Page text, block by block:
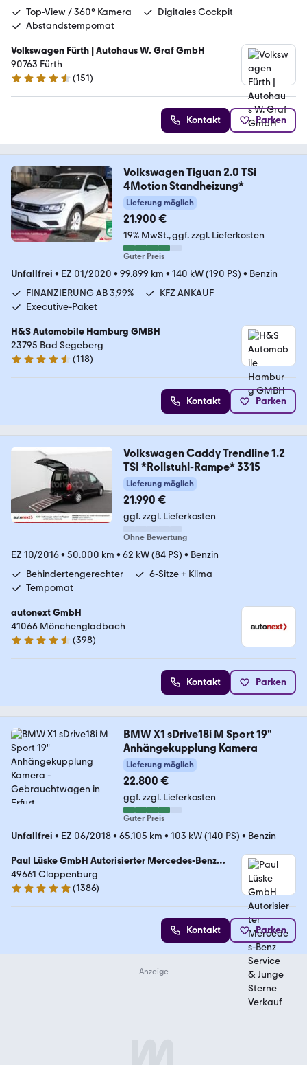
Top-View / 360° Kamera
Digitales Cockpit
Abstandstempomat
Volkswagen Fürth | Autohaus W. Graf GmbH
90763 Fürth
4.4 Sterne
(151)
Kontakt Parken
Volkswagen Tiguan 2.0 TSi
4Motion Standheizung*
Lieferung möglich
21.900 €
19% MwSt. ggf. zzgl. Lieferkosten
Guter Preis
Unfallfrei • EZ 01/2020 • 99.899 km • 140 kW (190 PS) • Benzin
FINANZIERUNG AB 3,99%
KFZ ANKAUF
Executive-Paket
H&S Automobile Hamburg GMBH
23795 Bad Segeberg
4.6 Sterne
(118)
Kontakt Parken
Volkswagen Caddy Trendline 1.2
TSI *Rollstuhl-Rampe* 3315
Lieferung möglich
21.990 €
ggf. zzgl. Lieferkosten
Ohne Bewertung
EZ 10/2016• 50.000 km • 62 kW (84 PS) • Benzin
Behindertengerechter
6-Sitze + Klima
Tempomat
autonext GmbH
41066 Mönchengladbach
4.7 Sterne
(398)
Kontakt Parken
BMW X1 sDrive18i M Sport 19"
Anhängekupplung Kamera
Lieferung möglich
22.800 €
ggf. zzgl. Lieferkosten
Guter Preis
Unfallfrei • EZ 06/2018• 65.105 km • 103 kW (140 PS) • Benzin
Paul Lüske GmbH Autorisierter Mercedes-Benz
Service & Junge Sterne Verkauf
49661 Cloppenburg
4.9 Sterne
(1386)
Kontakt Parken